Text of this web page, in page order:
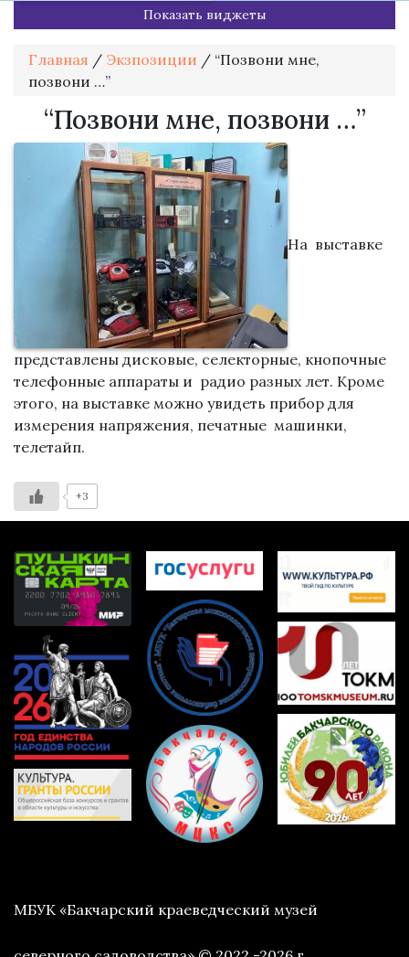
Показать виджеты
Главная / Экзпозиции / “Позвони мне,
позвони …”
“Позвони мне, позвони …”
На выставке
представлены дисковые, селекторные, кнопочные
телефонные аппараты и радио разных лет. Кроме
этого, на выставке можно увидеть прибор для
измерения напряжения, печатные машинки,
телетайп.
+3
МБУК «Бакчарский краеведческий музей